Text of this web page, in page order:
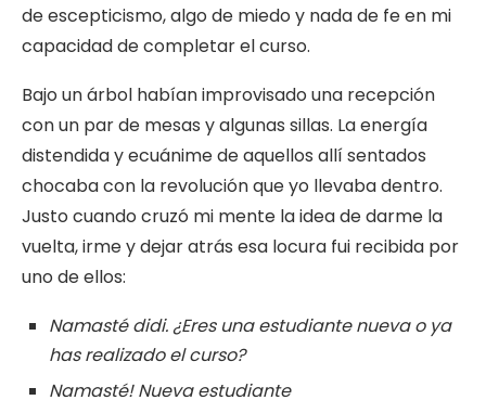
de escepticismo, algo de miedo y nada de fe en mi
capacidad de completar el curso.
Bajo un árbol habían improvisado una recepción
con un par de mesas y algunas sillas. La energía
distendida y ecuánime de aquellos allí sentados
chocaba con la revolución que yo llevaba dentro.
Justo cuando cruzó mi mente la idea de darme la
vuelta, irme y dejar atrás esa locura fui recibida por
uno de ellos:
Namasté didi. ¿Eres una estudiante nueva o ya
has realizado el curso?
Namasté! Nueva estudiante